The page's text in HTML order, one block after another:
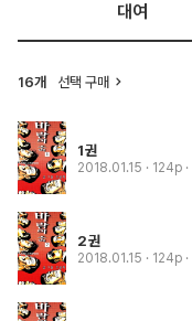
대여
16개 선택 구매
1권
2018.01.15 · 124p
2권
2018.01.15 · 124p